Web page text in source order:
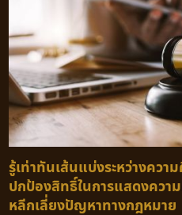
รู้เท่าทันเส้นแบ่งระหว่างควา
ปกป้องสิทธิ์ในการแสดงควา
หลีกเลี่ยงปัญหาทางกฎหมาย